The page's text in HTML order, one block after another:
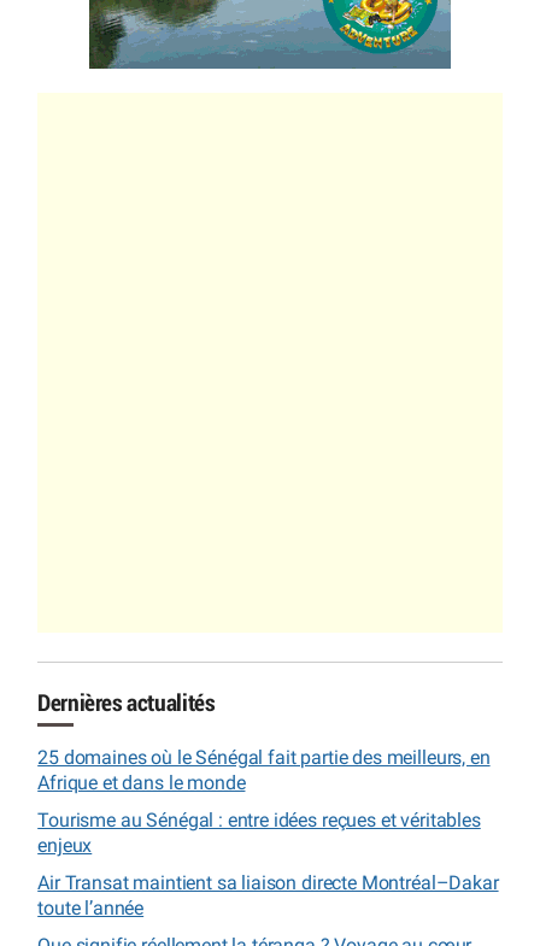
Dernières actualités
25 domaines où le Sénégal fait partie des meilleurs, en
Afrique et dans le monde
Tourisme au Sénégal : entre idées reçues et véritables
enjeux
Air Transat maintient sa liaison directe Montréal–Dakar
toute l’année